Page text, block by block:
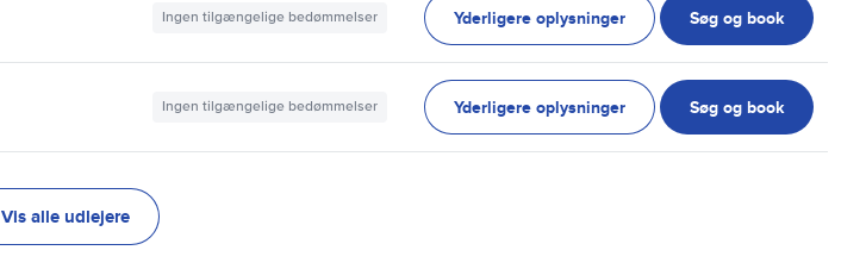
Ingen tilgængelige bedømmelser Yderligere oplysninger Søg og book
Ingen tilgængelige bedømmelser Yderligere oplysninger Søg og book
Vis alle udlejere